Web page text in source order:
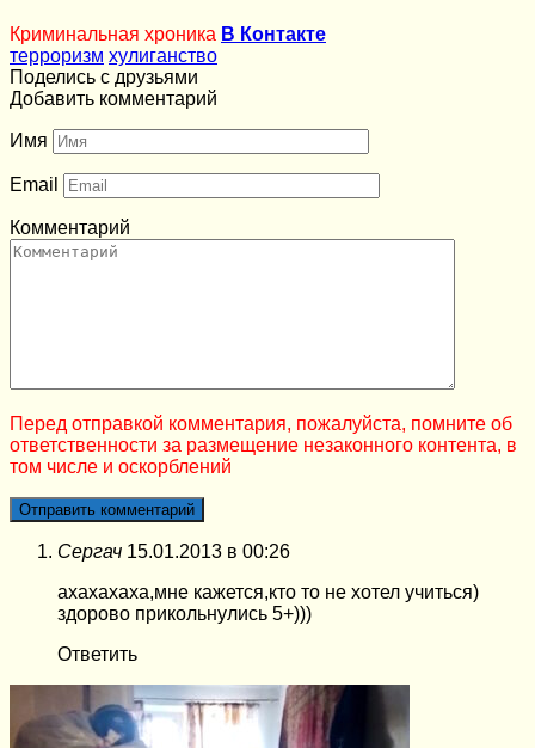
Криминальная хроника В Контакте
терроризм хулиганство
Поделись с друзьями
Добавить комментарий
Имя
Email
Комментарий
Перед отправкой комментария, пожалуйста, помните об
ответственности за размещение незаконного контента, в
том числе и оскорблений
Сергач 15.01.2013 в 00:26
ахахахаха,мне кажется,кто то не хотел учиться)
здорово прикольнулись 5+)))
Ответить